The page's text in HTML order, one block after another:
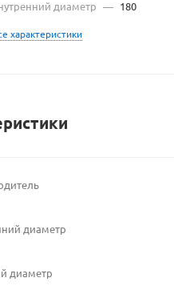
диаметр — 180
характеристики
диаметр
диаметр